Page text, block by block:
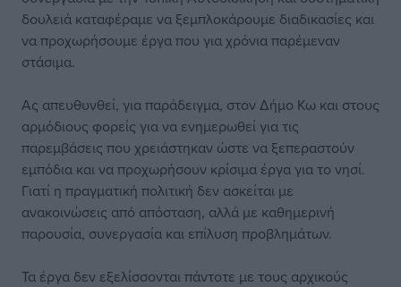
δουλειά καταφέραμε να ξεμπλοκάρουμε διαδικασίες και
να προχωρήσουμε έργα που για χρόνια παρέμεναν
στάσιμα.
Ας απευθυνθεί, για παράδειγμα, στον Δήμο Κω και στους
αρμόδιους φορείς για να ενημερωθεί για τις
παρεμβάσεις που χρειάστηκαν ώστε να ξεπεραστούν
εμπόδια και να προχωρήσουν κρίσιμα έργα για το νησί.
Γιατί η πραγματική πολιτική δεν ασκείται με
ανακοινώσεις από απόσταση, αλλά με καθημερινή
παρουσία, συνεργασία και επίλυση προβλημάτων.
Τα έργα δεν εξελίσσονται πάντοτε με τους αρχικούς